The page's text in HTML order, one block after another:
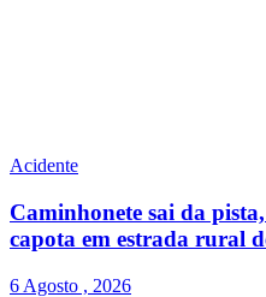
Acidente
Caminhonete sai da
capota em estrada rural
6 Agosto , 2026